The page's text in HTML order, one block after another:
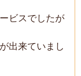
ビスでしたが
出来ていまし